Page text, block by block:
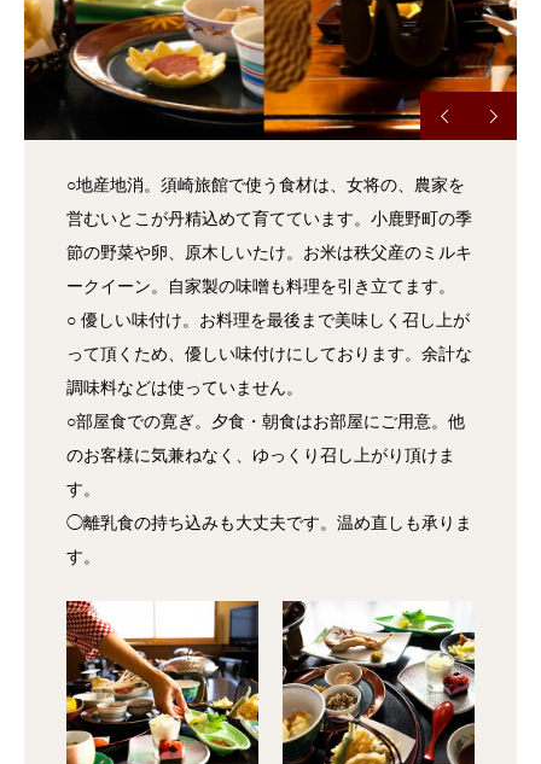
○地産地消。須崎旅館で使う食材は、女将の、農家を
営むいとこが丹精込めて育てています。小鹿野町の季
節の野菜や卵、原木しいたけ。お米は秩父産のミルキ
ークイーン。自家製の味噌も料理を引き立てます。
○ 優しい味付け。お料理を最後まで美味しく召し上が
って頂くため、優しい味付けにしております。余計な
調味料などは使っていません。
○部屋食での寛ぎ。夕食・朝食はお部屋にご用意。他
のお客様に気兼ねなく、ゆっくり召し上がり頂けま
す。
◯離乳食の持ち込みも大丈夫です。温め直しも承りま
す。